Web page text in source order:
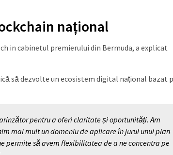
național
in cabinetul premierului din Bermuda, a explicat
să dezvolte un ecosistem digital național bazat
pentru a oferi claritate și oportunități. Am
mai mult un domeniu de aplicare în jurul unui plan
permite să avem flexibilitatea de a ne concentra pe